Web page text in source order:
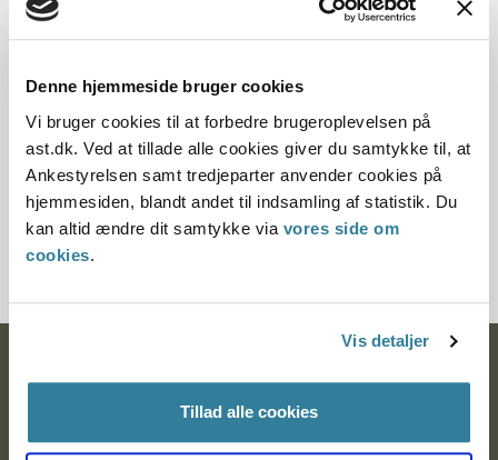
Denne hjemmeside bruger cookies
Vi bruger cookies til at forbedre brugeroplevelsen på
ast.dk. Ved at tillade alle cookies giver du samtykke til, at
Ankestyrelsen samt tredjeparter anvender cookies på
hjemmesiden, blandt andet til indsamling af statistik. Du
kan altid ændre dit samtykke via vores side om
cookies.
Vis detaljer
Tillad alle cookies
Denne principafgørelse er kasseret den 25. juni
Paragraf
§ 14 § 14a § 28a
Journalnummer
6000931-03